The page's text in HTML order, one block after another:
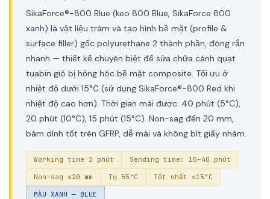
SikaForce®-800 Blue (keo 800 Blue, SikaForce 800
xanh) là vật liệu trám và tạo hình bề mặt (profile &
surface filler) gốc polyurethane 2 thành phần, đóng rắn
nhanh — thiết kế chuyên biệt để sửa chữa cánh quạt
tuabin gió bị hỏng hóc bề mặt composite. Tối ưu ở
nhiệt độ dưới 15°C (sử dụng SikaForce®-800 Red khi
nhiệt độ cao hơn). Thời gian mài được: 40 phút (5°C),
20 phút (10°C), 15 phút (15°C). Non-sag đến 20 mm,
bám dính tốt trên GFRP, dễ mài và không bít giấy nhám.
Working time 2 phút Sanding time: 15–40 phút
Non-sag ≤20 mm Tg 55°C Tốt nhất ≤15°C
MÀU XANH — BLUE